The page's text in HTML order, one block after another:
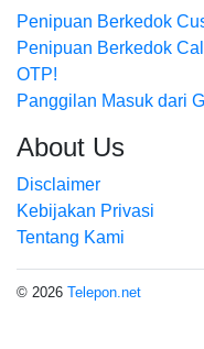
Penipuan Berkedok
Penipuan Berkedok
OTP!
Panggilan Masuk dari
About Us
Disclaimer
Kebijakan Privasi
Tentang Kami
© 2026 Telepon.net